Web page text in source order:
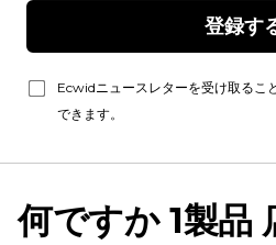
Ecwidニュースレターを受け取るこ
できます。
何ですか 1製品